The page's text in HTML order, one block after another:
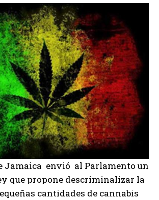
Jamaica envió al Parlamento un
que propone descriminalizar la
cantidades de cannabis